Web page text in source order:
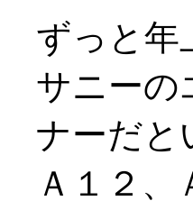
ずっと年
サニーの
ナーだと
Ａ１２